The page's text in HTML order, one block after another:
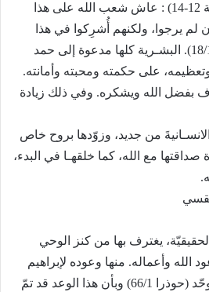
5- إصطفانا… لمجده… (آية 12-14) : عاش شعب الله على هذا
لم يرجوا، ولكنهم أُشرِكوا في هذا
الرجاء، وفي هذه النعمة (18/1). البشـرية كلها مدعوة إلى حمد
وتعظيمه، على حكمته ومحبته وأمانته.
بفضل الله ويشكره. وفي ذلك زيادة
من جديد، وزوّدها بروح خاص
مع الله، كما خلقهـا في البدء،
يغترف بها من كنز الوحي
الله وأعماله. منها وعوده لإبراهيم
بأن تتبارك به الشعوب وتتوحّد (حوذرا 66/1) وبأن هذا الوعد قد تمّ